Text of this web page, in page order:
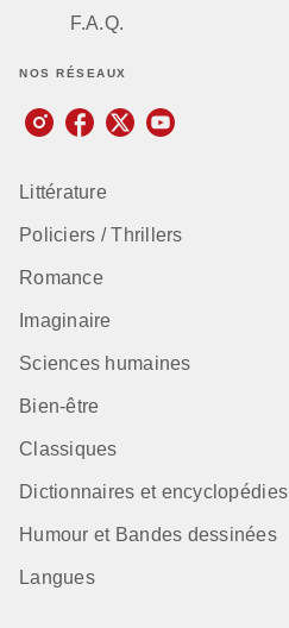
F.A.Q.
NOS RÉSEAUX
Littérature
Policiers / Thrillers
Romance
Imaginaire
Sciences humaines
Bien-être
Classiques
Dictionnaires et encyclopédies
Humour et Bandes dessinées
Langues